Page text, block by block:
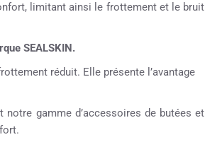
limitant ainsi le frottement et le bruit
SEALSKIN.
réduit. Elle présente l’avantage
gamme d’accessoires de butées et